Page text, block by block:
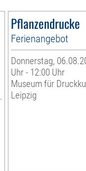
Pflanzendrucke
Ferienangebot
Donnerstag,
Uhr - 12:00 Uhr
Museum für
Leipzig